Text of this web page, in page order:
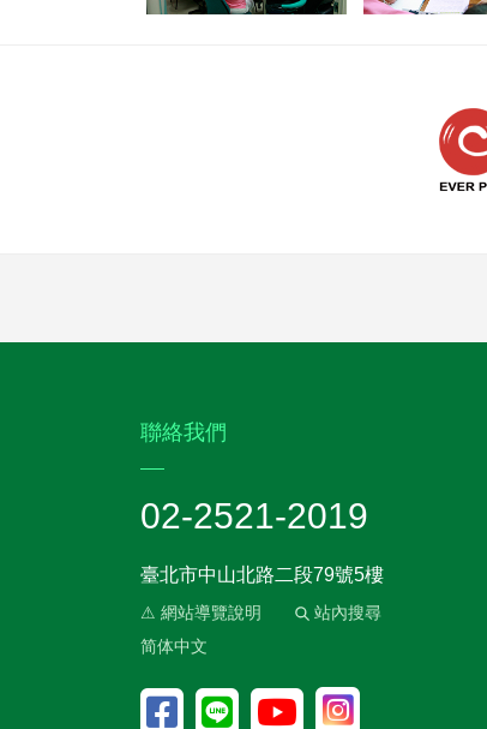
聯絡我們
02-2521-2019
臺北市中山北路二段79號5樓
⚠ 網站導覽說明
站內搜尋
简体中文